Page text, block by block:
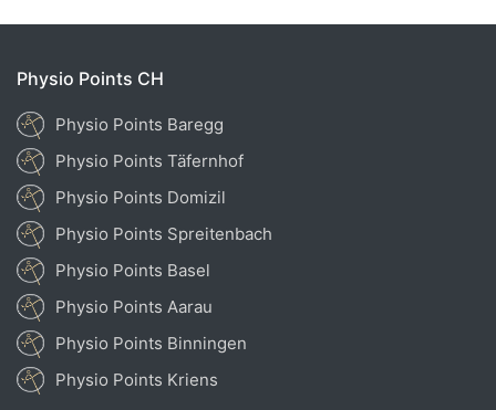
Physio Points CH
Physio Points Baregg
Physio Points Täfernhof
Physio Points Domizil
Physio Points Spreitenbach
Physio Points Basel
Physio Points Aarau
Physio Points Binningen
Physio Points Kriens